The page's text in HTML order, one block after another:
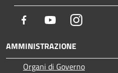
Facebook YoutubeInstagram
AMMINISTRAZIONE
Organi di Governo